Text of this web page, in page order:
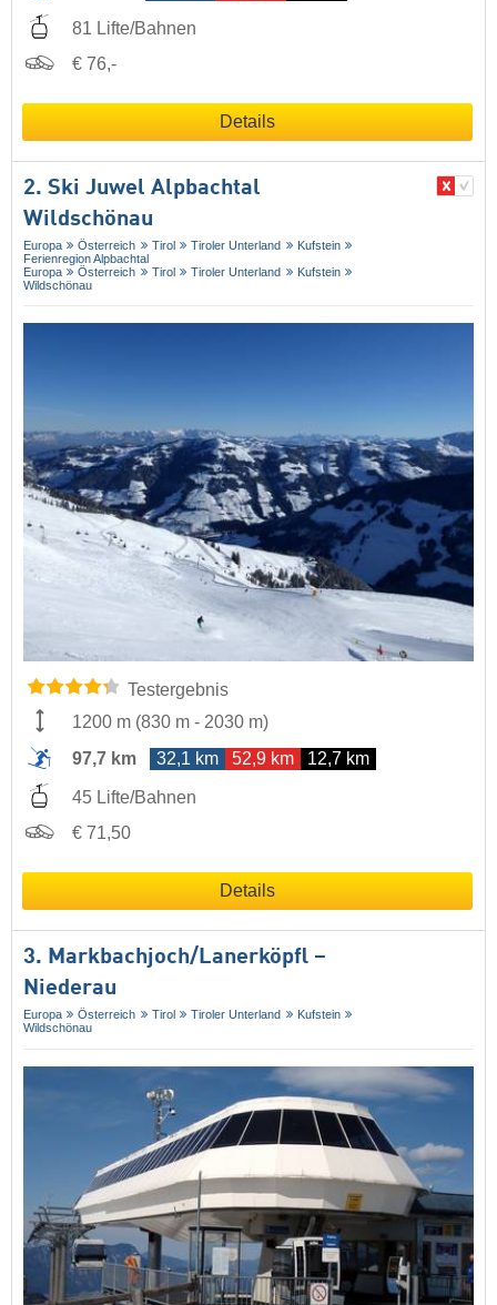
81 Lifte/Bahnen
€ 76,-
Details
2. Ski Juwel Alpbachtal
Wildschönau
Europa Österreich Tirol Tiroler Unterland
Kufstein
Ferienregion Alpbachtal
Europa
Österreich Tirol Tiroler Unterland
Kufstein
Wildschönau
Testergebnis
1200 m (830 m - 2030 m)
97,7 km
32,1 km 52,9 km 12,7 km
45 Lifte/Bahnen
€ 71,50
Details
3. Markbachjoch/​Lanerköpfl –
Niederau
Europa Österreich Tirol Tiroler Unterland
Kufstein
Wildschönau